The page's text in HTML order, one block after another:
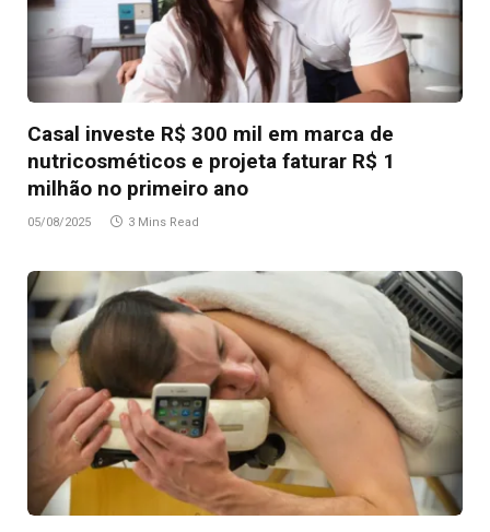
Casal investe R$ 300 mil em marca de
nutricosméticos e projeta faturar R$ 1
milhão no primeiro ano
05/08/2025 3 Mins Read